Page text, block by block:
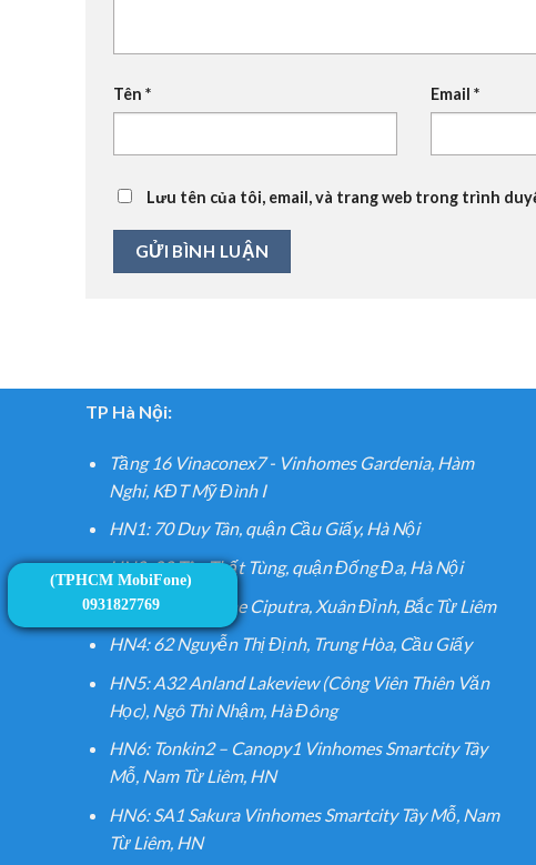
Tên * Email *
Lưu tên của tôi, email, và trang web trong trình
TP Hà Nội:
Tầng 16 Vinaconex7 - Vinhomes Gardenia, Hàm
Nghi, KĐT Mỹ Đình I
HN1: 70 Duy Tân, quận Cầu Giấy, Hà Nội
HN2: 02 Tôn Thất Tùng, quận Đống Đa, Hà Nội
HN3: S3 SunShine Ciputra, Xuân Đỉnh, Bắc Từ Liêm
HN4: 62 Nguyễn Thị Định, Trung Hòa, Cầu Giấy
HN5: A32 Anland Lakeview (Công Viên Thiên Văn
Học), Ngô Thì Nhậm, Hà Đông
HN6: Tonkin2 – Canopy1 Vinhomes Smartcity Tây
Mỗ, Nam Từ Liêm, HN
HN6: SA1 Sakura Vinhomes Smartcity Tây Mỗ, Nam
Từ Liêm, HN
(TPHCM MobiFone)
0931827769